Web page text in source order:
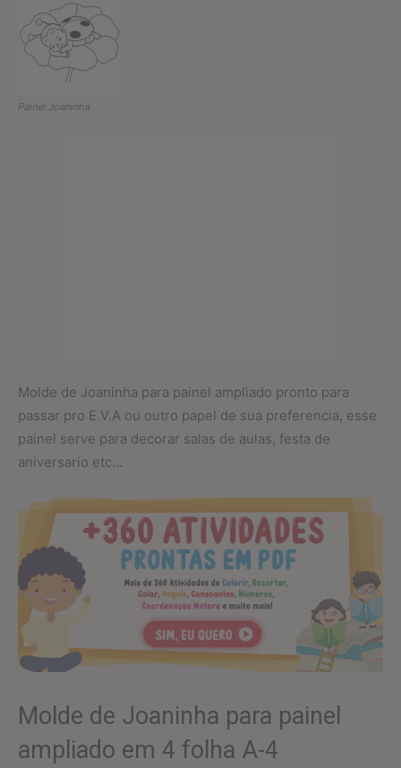
Painel Joaninha
Molde de Joaninha para painel ampliado pronto para
passar pro E.V.A ou outro papel de sua preferencia, esse
painel serve para decorar salas de aulas, festa de
aniversario etc…
Molde de Joaninha para painel
ampliado em 4 folha A-4